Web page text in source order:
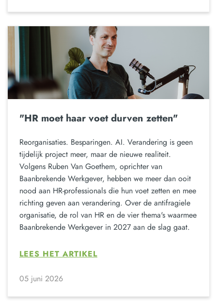
"HR moet haar voet durven zetten"
Reorganisaties. Besparingen. AI. Verandering is geen
tijdelijk project meer, maar de nieuwe realiteit.
Volgens Ruben Van Goethem, oprichter van
Baanbrekende Werkgever, hebben we meer dan ooit
nood aan HR-professionals die hun voet zetten en mee
richting geven aan verandering. Over de antifragiele
organisatie, de rol van HR en de vier thema's waarmee
Baanbrekende Werkgever in 2027 aan de slag gaat.
LEES HET ARTIKEL
05 juni 2026